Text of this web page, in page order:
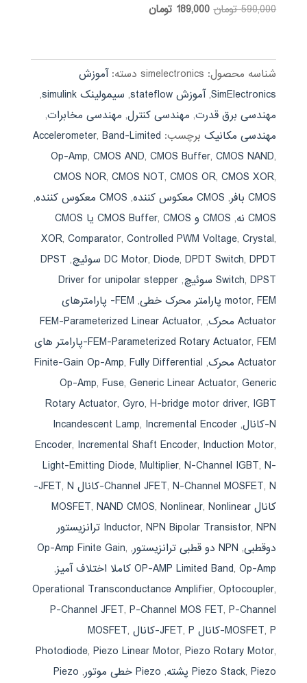
نمره
590,000 تومان قیمت
بود.
189,000 تومانقیمت
شناسه محصول: simelectronics دسته:آموزش
SimElectronics
,آموزش stateflow , سیمولینک simulink
,
مهندسی برق قدرت, مهندسی کنترل, مهندسی مخابرات,
مهندسی مکانیک برچسب: Accelerometer,Band-Limited
Op-Amp,CMOS AND,CMOS Buffer,CMOS NAND,
CMOS NOR,CMOS NOT,CMOS OR,CMOS XOR,
CMOS بافر
, CMOS معكوس كننده , CMOS معکوس کننده
,
CMOS نه
, CMOS و CMOS Buffer ,
CMOS یا CMOS
XOR,Comparator,Controlled PWM Voltage,Crystal,
DC Motor,Diode,DPDT Switch,DPDT سوئیچ ,
DPST
Switch,DPST سوئیچ ,
Driver for unipolar stepper
motor,FEM پارامتر محرک خطی ,
FEM- پارامترهای
Actuator محرک
,
FEM-Parameterized Linear Actuator,
FEM-Parameterized Rotary Actuator,
FEM-پارامتر های
Actuator محرک
,
Finite-Gain Op-Amp,Fully Differential
Op-Amp,Fuse,Generic Linear Actuator,Generic
Rotary Actuator,Gyro,H-bridge motor driver, IGBT
N-کانال
,
Incandescent Lamp, Incremental Encoder
Encoder, Incremental Shaft Encoder, Induction Motor,
Light-Emitting Diode,Multiplier,N-Channel IGBT,N-
Channel JFET,N-Channel MOSFET,N-کانال JFET ,
N-
کانال MOSFET
,NAND CMOS,Nonlinear,Nonlinear
Inductor,NPN Bipolar Transistor,
NPN ترانزیستور
دوقطبی, NPN دو قطبی ترانزیستور ,
Op-Amp Finite Gain,
OP-AMP Limited Band,Op-Amp کاملا اختلاف آمیز
,
Operational Transconductance Amplifier,Optocoupler,
P-Channel JFET,P-Channel MOS FET,P-Channel
MOSFET,P-کانال JFET ,P-کانال MOSFET
,
Photodiode,Piezo Linear Motor,Piezo Rotary Motor,
Piezo Stack,Piezo پشته , Piezo خطی موتور ,
Piezo